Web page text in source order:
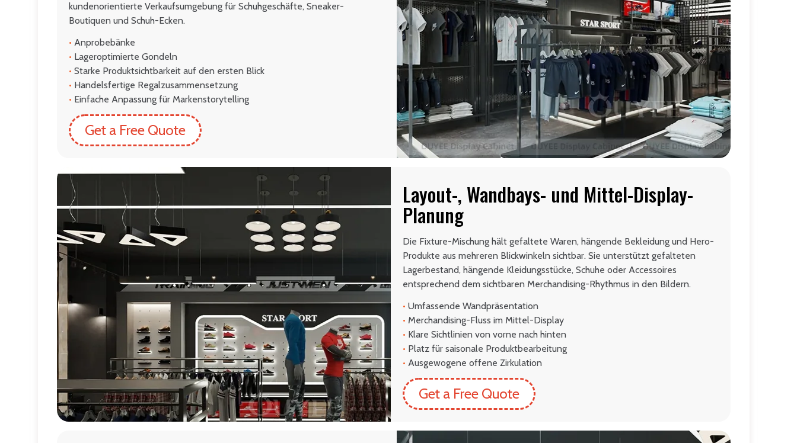
kundenorientierte Verkaufsumgebung für Schuhgeschäfte, Sneaker-
Boutiquen und Schuh-Ecken.
• Anprobebänke
• Lageroptimierte Gondeln
• Starke Produktsichtbarkeit auf den ersten Blick
• Handelsfertige Regalzusammensetzung
• Einfache Anpassung für Markenstorytelling
Get a Free Quote
Layout-, Wandbays- und Mittel-Display-
Planung
Die Fixture-Mischung hält gefaltete Waren, hängende Bekleidung und Hero-
Produkte aus mehreren Blickwinkeln sichtbar. Sie unterstützt gefalteten
Lagerbestand, hängende Kleidungsstücke, Schuhe oder Accessoires
entsprechend dem sichtbaren Merchandising-Rhythmus in den Bildern.
• Umfassende Wandpräsentation
• Merchandising-Fluss im Mittel-Display
• Klare Sichtlinien von vorne nach hinten
• Platz für saisonale Produktbearbeitung
• Ausgewogene offene Zirkulation
Get a Free Quote